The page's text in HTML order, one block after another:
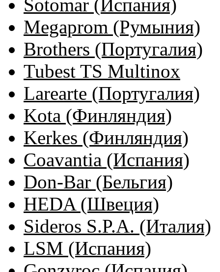
Sotomar (Испания)
Megaprom (Румыния)
Brothers (Португалия)
Tubest TS Multinox
Larearte (Португалия)
Kota (Финляндия)
Kerkes (Финляндия)
Coavantia (Испания)
Don-Bar (Бельгия)
HEDA (Швеция)
Sideros S.P.A. (Италия)
LSM (Испания)